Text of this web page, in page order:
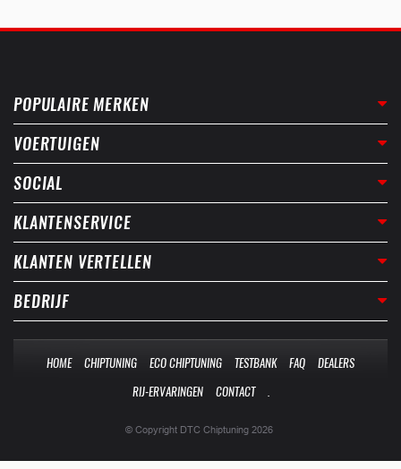
POPULAIRE MERKEN
VOERTUIGEN
SOCIAL
KLANTENSERVICE
KLANTEN VERTELLEN
BEDRIJF
HOME CHIPTUNING ECO CHIPTUNING TESTBANK FAQ
DEALERS
RIJ-ERVARINGEN
CONTACT
© Copyright DTC Chiptuning 2026